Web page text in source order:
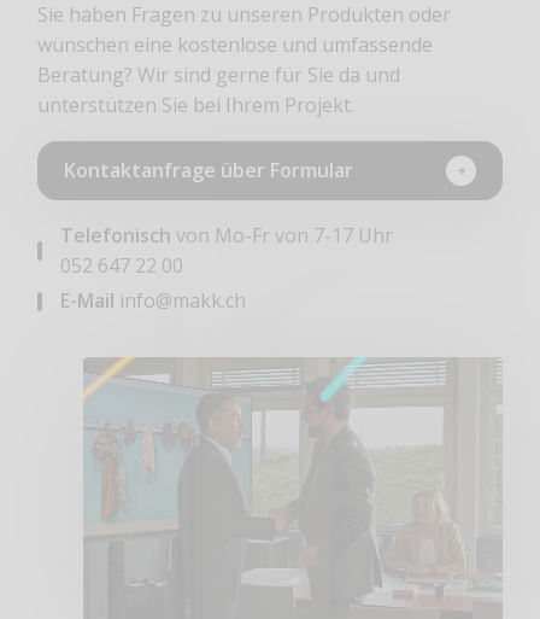
Sie haben Fragen zu unseren Produkten oder
wünschen eine kostenlose und umfassende
Beratung? Wir sind gerne für Sie da und
unterstützen Sie bei Ihrem Projekt.
Kontaktanfrage über Formular
Telefonisch von Mo-Fr von 7-17 Uhr
052 647 22 00
E-Mail info@makk.ch